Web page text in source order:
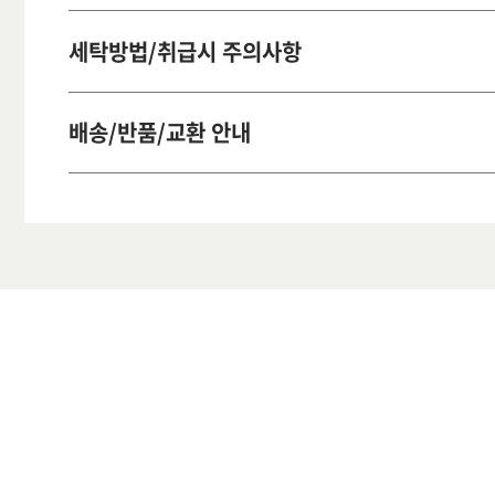
세탁방법/취급시 주의사항
배송/반품/교환 안내